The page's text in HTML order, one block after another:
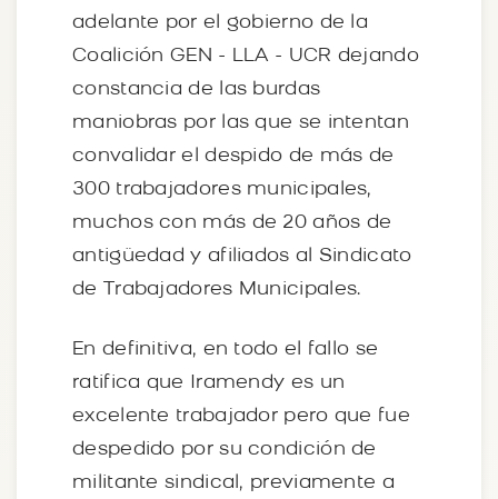
adelante por el gobierno de la
Coalición GEN - LLA - UCR dejando
constancia de las burdas
maniobras por las que se intentan
convalidar el despido de más de
300 trabajadores municipales,
muchos con más de 20 años de
antigüedad y afiliados al Sindicato
de Trabajadores Municipales.
En definitiva, en todo el fallo se
ratifica que Iramendy es un
excelente trabajador pero que fue
despedido por su condición de
militante sindical, previamente a